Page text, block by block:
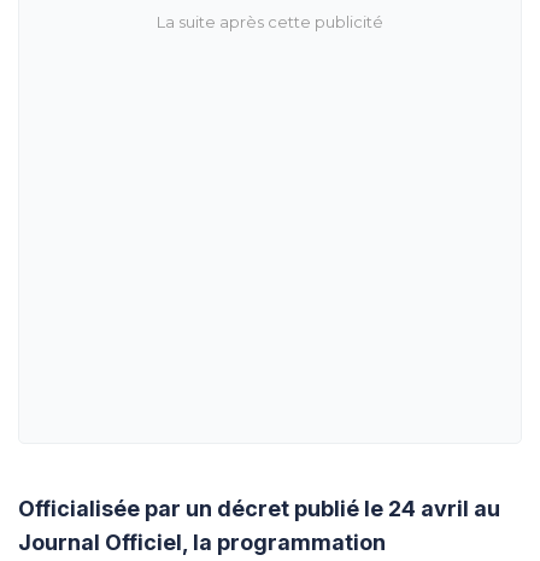
Officialisée par un décret publié le 24 avril au
Journal Officiel, la programmation